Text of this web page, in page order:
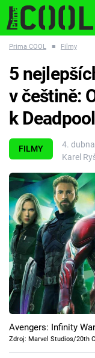
ESCAPE PLNEJ
Témata
Filmy
Seriály
Hry
Cool Esport
Pořady
TV Program
Prima COOL ■ Filmy
FILMY
4.
Karel
5
v češtině:
k
Avengers: Infinity
Zdroj: Marvel Studios/20th